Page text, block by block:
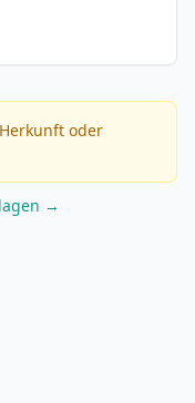
oder
→